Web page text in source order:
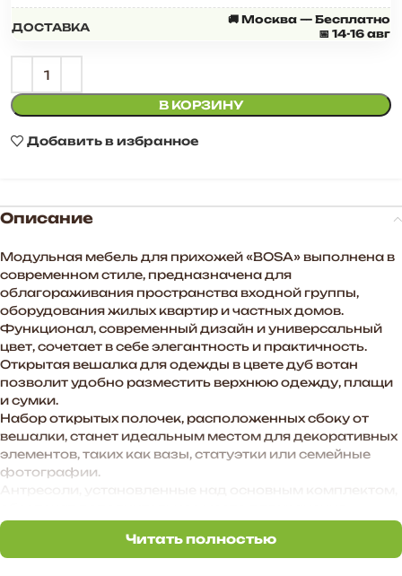
ДОСТАВКА
🚚 Москва — Бесплатно
📅 14-16 авг
В КОРЗИНУ
Добавить в избранное
Описание
Модульная мебель для прихожей «BOSA» выполнена в
современном стиле, предназначена для
облагораживания пространства входной группы,
оборудования жилых квартир и частных домов.
Функционал, современный дизайн и универсальный
цвет, сочетает в себе элегантность и практичность.
Открытая вешалка для одежды в цвете дуб вотан
позволит удобно разместить верхнюю одежду, плащи
и сумки.
Набор открытых полочек, расположенных сбоку от
вешалки, станет идеальным местом для декоративных
элементов, таких как вазы, статуэтки или семейные
фотографии.
сезонной одежды, головных уборов и аксессуаров.
Этот гарнитур станет не просто мебелью для
прихожей, а настоящим центром стиля и комфорта,
Читать полностью
Читать полностью